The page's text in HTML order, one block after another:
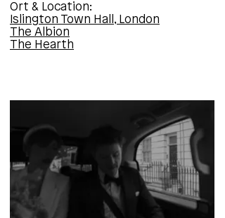
Ort & Location:
Islington Town Hall, London
The Albion
The Hearth